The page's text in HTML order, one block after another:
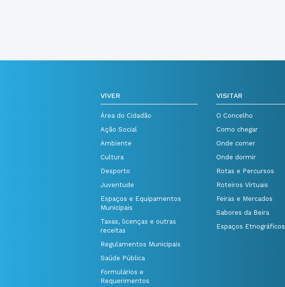
VIVER
Área do Cidadão
Ação Social
Ambiente
Cultura
Desporto
Juventude
Espaços e Equipamentos
Municipais
Taxas, licenças e outras
receitas
Regulamentos Municipais
Saúde Pública
Formulários e
Requerimentos
VISITAR
O Concelho
Como chegar
Onde comer
Onde dormir
Rotas e Percursos
Roteiros Virtuais
Feiras e Mercados
Sabores da Beira
Espaços Etnográficos